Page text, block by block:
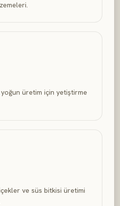
üretim için yetiştirme
ve süs bitkisi üretimi